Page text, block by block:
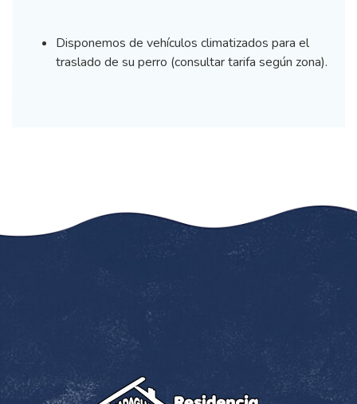
Disponemos de vehículos climatizados para el
traslado de su perro (consultar tarifa según zona).